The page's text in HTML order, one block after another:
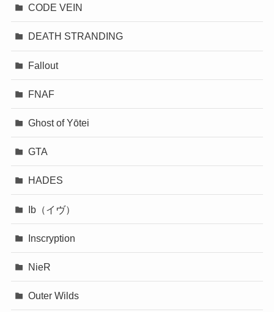
CODE VEIN
DEATH STRANDING
Fallout
FNAF
Ghost of Yōtei
GTA
HADES
Ib（イヴ）
Inscryption
NieR
Outer Wilds